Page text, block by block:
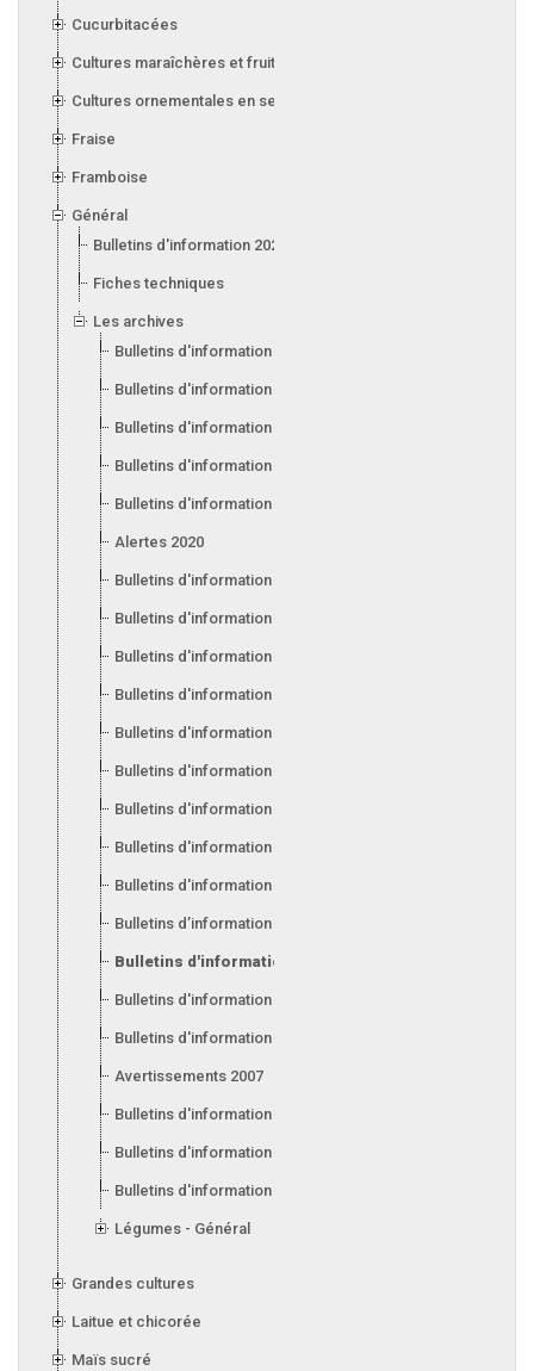
Cucurbitacées
Cultures maraîchères et fruitières en serre
Cultures ornementales en serre
Fraise
Framboise
Général
Bulletins d'information 2026
Fiches techniques
Les archives
Bulletins d'information 2025
Bulletins d'information 2024
Bulletins d'information 2023
Bulletins d'information 2022
Bulletins d'information 2021
Alertes 2020
Bulletins d'information 2020
Bulletins d'information 2019
Bulletins d'information 2018
Bulletins d'information 2017
Bulletins d'information 2016
Bulletins d'information 2015
Bulletins d'information 2014
Bulletins d'information 2013
Bulletins d'information 2012
Bulletins d’information 2011
Bulletins d'information 2010
Bulletins d'information 2009
Bulletins d'information 2008
Avertissements 2007
Bulletins d'information 2007
Bulletins d'information 2006
Bulletins d'information 2005
Légumes - Général
Grandes cultures
Laitue et chicorée
Maïs sucré